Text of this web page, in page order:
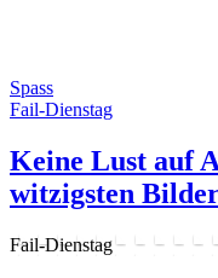
Spass
Fail-Dienstag
Keine Lust auf
witzigsten
Fail-Dienstag